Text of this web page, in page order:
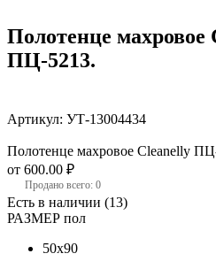
Полотенце махровое
ПЦ-5213.
Артикул: УТ-13004434
Полотенце махровое Cleanelly
от 600.00 ₽
Продано всего: 0
Есть в наличии (13)
РАЗМЕР пол
50х90